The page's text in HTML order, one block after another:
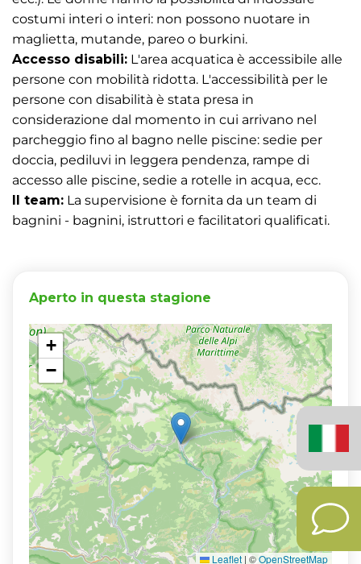
costumi interi o interi: non possono nuotare in
maglietta, mutande, pareo o burkini.
Accesso disabili: L'area acquatica è accessibile alle
persone con mobilità ridotta. L'accessibilità per le
persone con disabilità è stata presa in
considerazione dal momento in cui arrivano nel
parcheggio fino al bagno nelle piscine: sedie per
doccia, pediluvi in ​​leggera pendenza, rampe di
accesso alle piscine, sedie a rotelle in acqua, ecc.
Il team: La supervisione è fornita da un team di
bagnini - bagnini, istruttori e facilitatori qualificati.
Aperto in questa stagione
+
−
Leaflet | ©OpenStreetMap